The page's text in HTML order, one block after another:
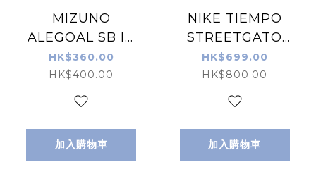
MIZUNO
ALEGOAL SB IN
JR 26FW 童裝石
地足球鞋 白藍色
HK$360.00
HK$400.00
加入購物車
NIKE TIEMPO
STREETGATO
RRM 室內/街場足
球鞋 白粉色
HK$699.00
HK$800.00
加入購物車